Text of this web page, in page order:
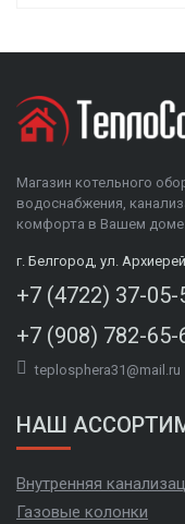
Магазин котельного
водоснабжения,
комфорта в Вашем доме.
г. Белгород, ул.
+7 (4722) 37-05-
+7 (908) 782-65-
teplosphera31@mail.ru
НАШ
Внутренняя
Газовые колонки